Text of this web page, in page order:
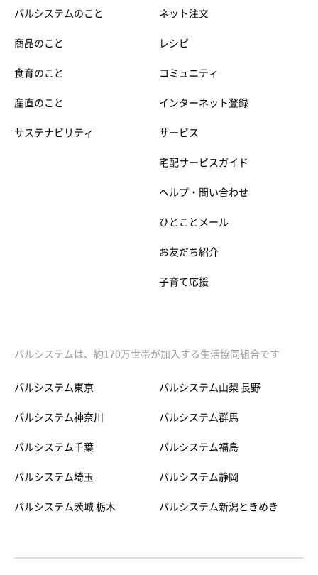
パルシステムのこと
商品のこと
食育のこと
産直のこと
サステナビリティ
ネット注文
レシピ
コミュニティ
インターネット登録
サービス
宅配サービスガイド
ヘルプ・問い合わせ
ひとことメール
お友だち紹介
子育て応援
パルシステムは、約170万世帯が加入する生活協同組合です
パルシステム東京
パルシステム神奈川
パルシステム千葉
パルシステム埼玉
パルシステム茨城 栃木
パルシステム山梨 長野
パルシステム群馬
パルシステム福島
パルシステム静岡
パルシステム新潟ときめき